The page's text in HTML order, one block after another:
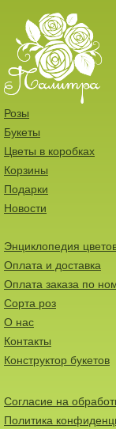
Розы
Букеты
Цветы в коробках
Корзины
Подарки
Новости
Энциклопедия
Оплата и доставка
Оплата заказа по
Сорта роз
О нас
Контакты
Конструктор букетов
Согласие на
Политика